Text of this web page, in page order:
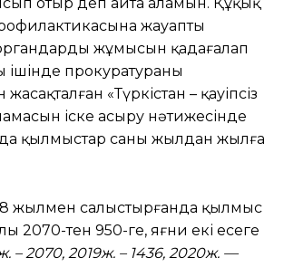
жауапты
жұмысын қадағалап
ішінде прокуратураның
«Түркістан – қауіпсіз
іске асыру нәтижесінде
қылмыстар саны жылдан жылға
жылмен салыстырғанда қылмыс
2070-тен 950-ге, яғни екі есеге
– 2070, 2019ж. – 1436, 2020ж. —